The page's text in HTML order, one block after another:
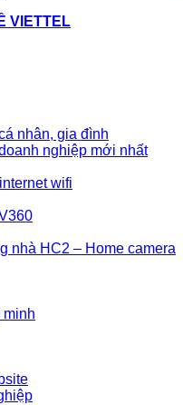
VIETTEL
nhân, gia đình
nghiệp mới nhất
wifi
nhà HC2 – Home camera
minh